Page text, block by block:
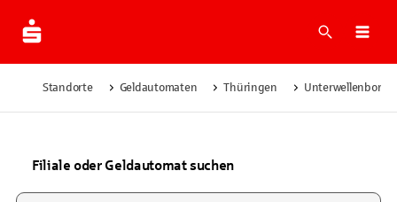
Suche
Standorte Geldautomaten Thüringen Unterwellenborn
Filiale oder Geldautomat suchen